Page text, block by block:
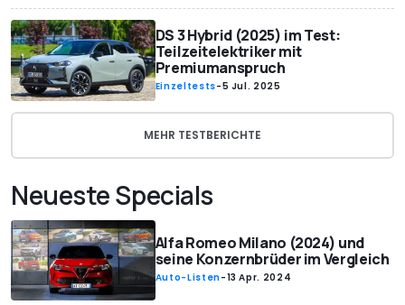
DS 3 Hybrid (2025) im Test:
Teilzeitelektriker mit
Premiumanspruch
Einzeltests-5 Jul. 2025
MEHR TESTBERICHTE
Neueste Specials
Alfa Romeo Milano (2024) und
seine Konzernbrüder im Vergleich
Auto-Listen-13 Apr. 2024